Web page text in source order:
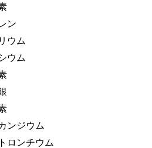
ン
ウム
ウム
ンジウム
ロンチウム